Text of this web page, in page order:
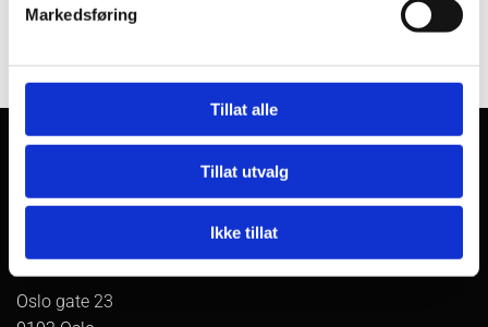
Markedsføring
Tillat alle
Tillat utvalg
Ikke tillat
0
Adresse
Oslo gate 23